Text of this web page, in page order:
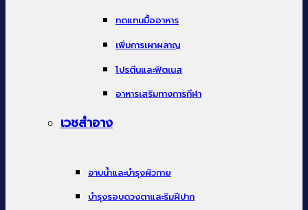
ทดแทนมื้ออาหาร
เพิ่มการเผาผลาญ
โปรตีนและฟิตเนส
อาหารเสริมทางการกีฬา
เวชสำอาง
อาบน้ำและบำรุงผิวกาย
บำรุงรอบดวงตาและริมฝีปาก